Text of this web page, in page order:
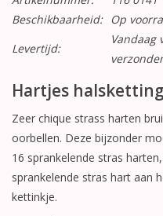
Beschikbaarheid:
Op
Levertijd:
Vandaag
Hartjes
Zeer chique strass harten
oorbellen. Deze bijzonder
16 sprankelende stras
sprankelende stras hart aan
kettinkje.